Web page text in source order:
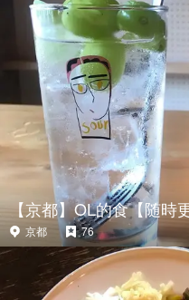
【京都】OL的食【随時
京都 76